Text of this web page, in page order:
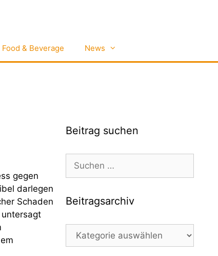
Food & Beverage News
gegen
darlegen
Schaden
Beitrag suchen
nach:
Beitragsarchiv
Beitragsarchiv